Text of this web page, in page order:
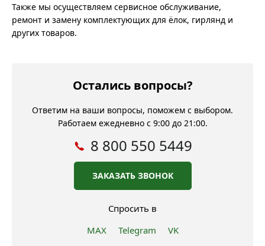
Также мы осуществляем сервисное обслуживание,
ремонт и замену комплектующих для ёлок, гирлянд и
других товаров.
Остались вопросы?
Ответим на ваши вопросы, поможем с выбором.
Работаем ежедневно с 9:00 до 21:00.
8 800 550 5449
ЗАКАЗАТЬ ЗВОНОК
Спросить в
MAX
Telegram VK